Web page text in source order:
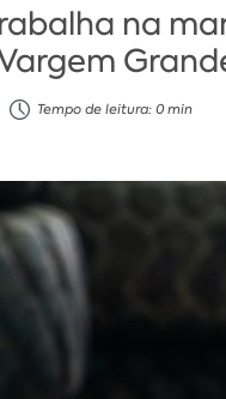
na
Tempo de leitura: 0 min